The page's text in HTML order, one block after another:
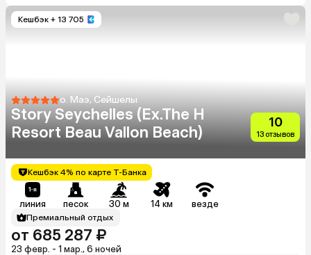
Кешбэк + 13 705
о. Маэ, Сейшелы
Story Seychelles (Ex.The H
Resort Beau Vallon Beach)
10
13 отзывов
Кешбэк 4% по карте Т-Банка
линия песок 30 м 14 км везде
Премиальный отдых
от 685 287 ₽
23 февр. - 1 мар., 6 ночей